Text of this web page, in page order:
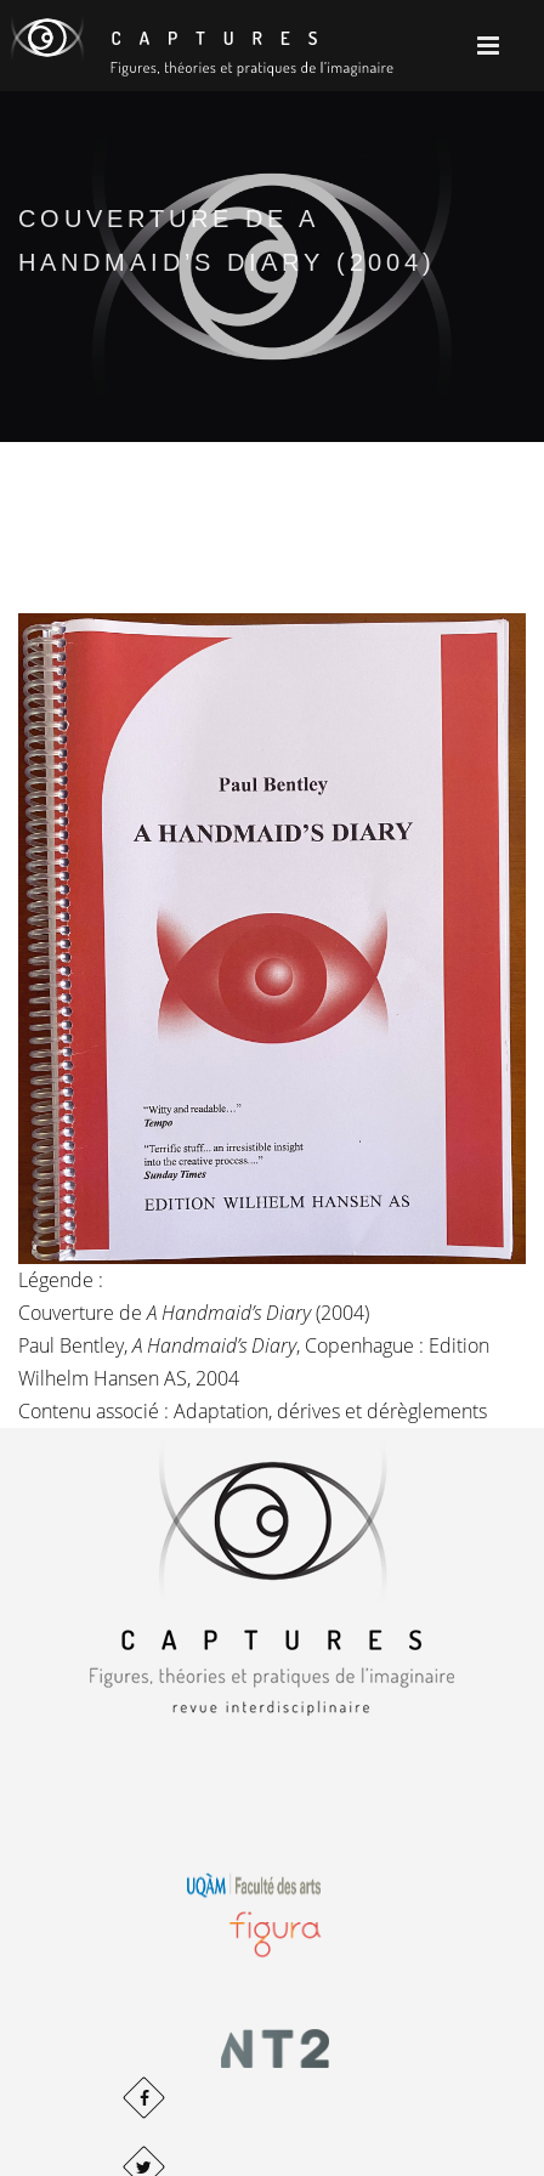
COUVERTURE DE A
HANDMAID’S DIARY (2004)
Légende :
Couverture deA Handmaid’s Diary(2004)
Paul Bentley,A Handmaid’s Diary, Copenhague : Edition
Wilhelm Hansen AS, 2004
Contenu associé : Adaptation, dérives et dérèglements